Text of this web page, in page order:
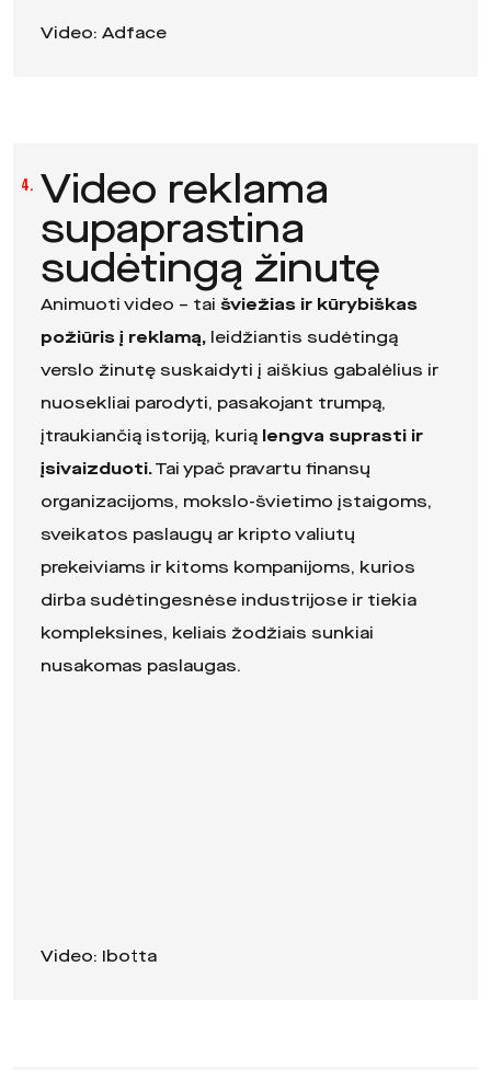
Video: Adface
4. Video reklama
supaprastina
sudėtingą žinutę
Animuoti video – tai šviežias ir kūrybiškas
požiūris į reklamą,leidžiantis sudėtingą
verslo žinutę suskaidyti į aiškius gabalėlius ir
nuosekliai parodyti, pasakojant trumpą,
įtraukiančią istoriją, kurią lengva suprasti ir
įsivaizduoti.Tai ypač pravartu finansų
organizacijoms, mokslo-švietimo įstaigoms,
sveikatos paslaugų ar kripto valiutų
prekeiviams ir kitoms kompanijoms, kurios
dirba sudėtingesnėse industrijose ir tiekia
kompleksines, keliais žodžiais sunkiai
nusakomas paslaugas.
Video: Ibotta